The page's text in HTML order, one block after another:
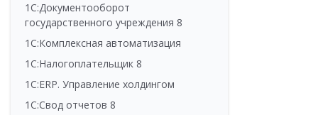
1С:Документооборот
государственного учреждения 8
1С:Комплексная автоматизация
1С:Налогоплательщик 8
1С:ERP. Управление холдингом
1С:Свод отчетов 8